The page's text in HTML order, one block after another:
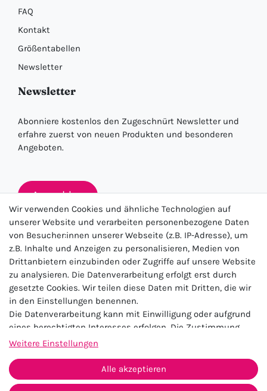
FAQ
Kontakt
Größentabellen
Newsletter
Newsletter
Abonniere kostenlos den Zugeschnürt Newsletter und
erfahre zuerst von neuen Produkten und besonderen
Angeboten.
Anmelden
★★★★★
4.5 / 5.0 (23.143)
Impressum Daten­schutz­erklärung
AGB
Widerrufs­recht
Kontakt
Wir verwenden Cookies und ähnliche Technologien auf
unserer Website und verarbeiten personenbezogene Daten
von Besucher:innen unserer Webseite (z.B. IP-Adresse), um
z.B. Inhalte und Anzeigen zu personalisieren, Medien von
Drittanbietern einzubinden oder Zugriffe auf unsere Website
zu analysieren. Die Datenverarbeitung erfolgt erst durch
gesetzte Cookies. Wir teilen diese Daten mit Dritten, die wir
in den Einstellungen benennen.
Die Datenverarbeitung kann mit Einwilligung oder aufgrund
eines berechtigten Interesses erfolgen. Die Zustimmung
kann erteilt oder abgelehnt werden. Es besteht das Recht,
Zeitpunkt zu ändern oder zu widerrufen. Beachten Sie unser
Impressumund weitere Hinweise zur Verwendung
Weitere Einstellungen
Alle akzeptieren